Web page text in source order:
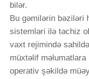
bilər.
Bu gəmilərin bəziləri
sistemləri ilə təchiz
vaxt rejimində
müxtəlif
operativ şəkildə